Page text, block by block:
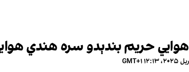
حریم بندېدو سره هندي